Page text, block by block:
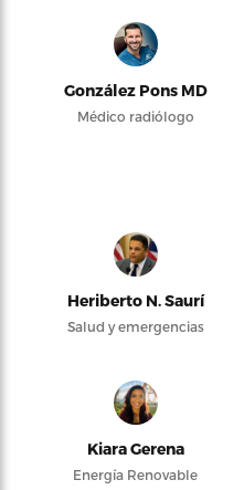
González Pons MD
Médico radiólogo
Heriberto N. Saurí
Salud y emergencias
Kiara Gerena
Energía Renovable